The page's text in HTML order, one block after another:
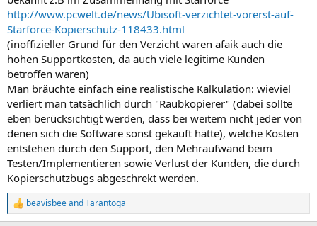
The people whodouse stolen code
typically have no intention to purchase, hence
looking for illegal code in the first place, or it's
simply their hobby to mindlessly tinker with stolen
applications because they've nothing better to do
http://www.pcwelt.de/news/Ubisoft-verzichtet-vorerst-auf-
Starforce-Kopierschutz-118433.html
(inoffizieller Grund für den Verzicht waren afaik auch die
hohen Supportkosten, da auch viele legitime Kunden
betroffen waren)
Man bräuchte einfach eine realistische Kalkulation: wieviel
verliert man tatsächlich durch "Raubkopierer" (dabei sollte
eben berücksichtigt werden, dass bei weitem nicht jeder von
denen sich die Software sonst gekauft hätte), welche Kosten
entstehen durch den Support, den Mehraufwand beim
Testen/Implementieren sowie Verlust der Kunden, die durch
Kopierschutzbugs abgeschrekt werden.
R
e
beavisbeeandTarantoga